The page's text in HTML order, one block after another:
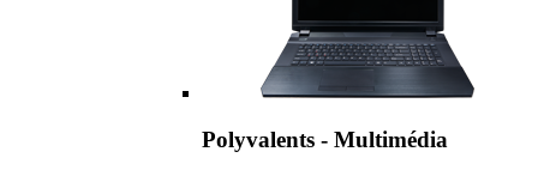
Polyvalents - Multimédia